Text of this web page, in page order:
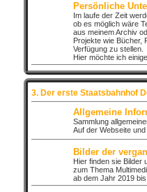
Persönliche
Im laufe der Zeit
ob es möglich wäre
aus meinem Archiv
Projekte wie Bücher,
Verfügung zu stellen.
Hier möchte ich
3. Der erste Staatsbahnhof
Allgemeine
Sammlung
Auf der Webseite
Bilder der
Hier finden sie Bilder
zum Thema
ab dem Jahr 2019 bis